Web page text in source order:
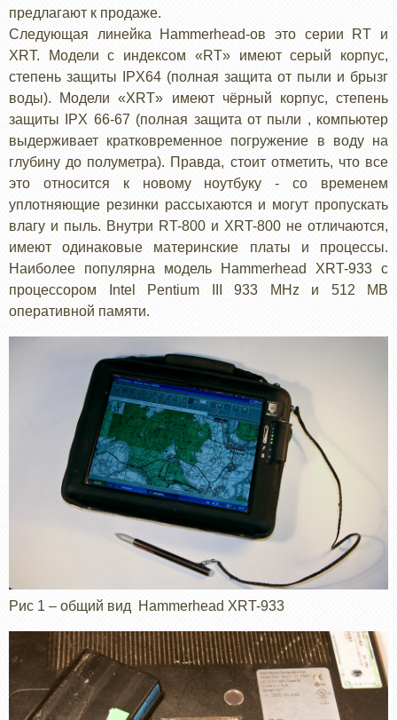
предлагают к продаже.
Следующая линейка Hammerhead-ов это серии RT и
XRT. Модели с индексом «RT» имеют серый корпус,
степень защиты IPX64 (полная защита от пыли и брызг
воды). Модели «XRT» имеют чёрный корпус, степень
защиты IPX 66-67 (полная защита от пыли , компьютер
выдерживает кратковременное погружение в воду на
глубину до полуметра). Правда, стоит отметить, что все
это относится к новому ноутбуку - со временем
уплотняющие резинки рассыхаются и могут пропускать
влагу и пыль. Внутри RT-800 и XRT-800 не отличаются,
имеют одинаковые материнские платы и процессы.
Наиболее популярна модель Hammerhead XRT-933 с
процессором Intel Pentium III 933 MHz и 512 MB
оперативной памяти.
Рис 1 – общий вид Hammerhead XRT-933